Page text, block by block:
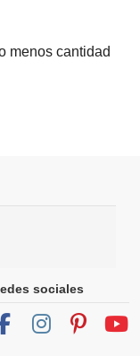
menos cantidad
sociales